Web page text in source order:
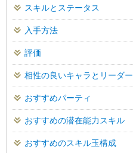
スキルとステータス
入手方法
評価
相性の良いキャラとリーダー
おすすめパーティ
おすすめの潜在能力スキル
おすすめのスキル玉構成